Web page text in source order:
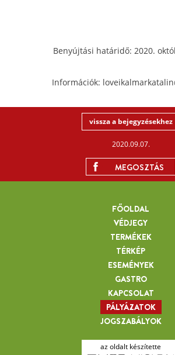
Benyújtási határidő: 2020.
Információk:
vissza a bejegyzésekhez
2020.09.07.
MEGOSZTÁS
FŐOLDAL
VÉDJEGY
TERMÉKEK
TÉRKÉP
ESEMÉNYEK
GASTRO
KAPCSOLAT
PÁLYÁZATOK
JOGSZABÁLYOK
az oldalt készítette